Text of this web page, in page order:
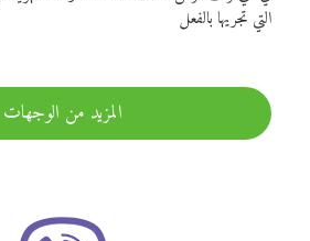
التي تجريها بالفعل
المزيد من الوجهات